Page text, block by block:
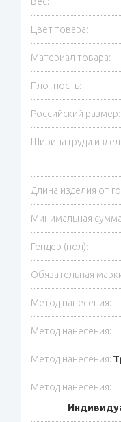
Цвет товара:
Материал товара:
Плотность:
Российский размер:
Ширина груди
Длина изделия от
Минимальная сумма
Гендер (пол):
Обязательная
Метод нанесения:
Метод нанесения:
Метод нанесения:
Метод нанесения: